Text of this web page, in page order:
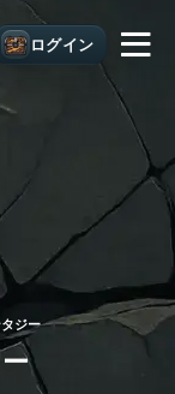
ド ログイン
ジー